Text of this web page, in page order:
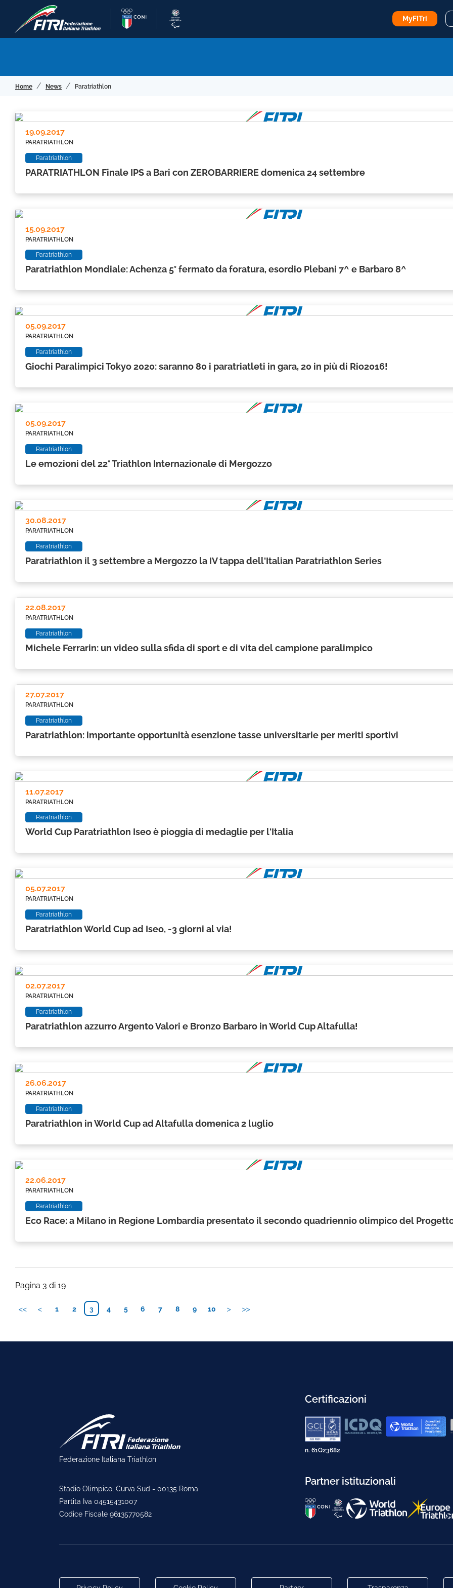
MyFITri
Home News Paratriathlon
PARATRIATHLON Finale IPS a Bari con ZEROBARRIERE domenica 24 settembre
PARATRIATHLON
19.09.2017
Paratriathlon
Paratriathlon Mondiale: Achenza 5° fermato da foratura, esordio Plebani 7^ e Barbaro 8^
PARATRIATHLON
15.09.2017
Paratriathlon
Giochi Paralimpici Tokyo 2020: saranno 80 i paratriatleti in gara, 20 in più di Rio2016!
PARATRIATHLON
05.09.2017
Paratriathlon
Le emozioni del 22° Triathlon Internazionale di Mergozzo
PARATRIATHLON
05.09.2017
Paratriathlon
Paratriathlon il 3 settembre a Mergozzo la IV tappa dell'Italian Paratriathlon Series
PARATRIATHLON
30.08.2017
Paratriathlon
Michele Ferrarin: un video sulla sfida di sport e di vita del campione paralimpico
PARATRIATHLON
22.08.2017
Paratriathlon
Paratriathlon: importante opportunità esenzione tasse universitarie per meriti sportivi
PARATRIATHLON
27.07.2017
Paratriathlon
World Cup Paratriathlon Iseo è pioggia di medaglie per l'Italia
PARATRIATHLON
11.07.2017
Paratriathlon
Paratriathlon World Cup ad Iseo, -3 giorni al via!
PARATRIATHLON
05.07.2017
Paratriathlon
Paratriathlon azzurro Argento Valori e Bronzo Barbaro in World Cup Altafulla!
PARATRIATHLON
02.07.2017
Paratriathlon
Paratriathlon in World Cup ad Altafulla domenica 2 luglio
PARATRIATHLON
26.06.2017
Paratriathlon
Eco Race: a Milano in Regione Lombardia presentato il secondo quadriennio olimpico del
PARATRIATHLON
22.06.2017
Paratriathlon
Pagina 3 di 19
1 2 3 4 5 6 7 8 9 10
Federazione Italiana Triathlon
Stadio Olimpico, Curva Sud - 00135 Roma
Partita Iva 04515431007
Codice Fiscale 96135770582
Certificazioni
n. 61Q23682
Partner istituzionali